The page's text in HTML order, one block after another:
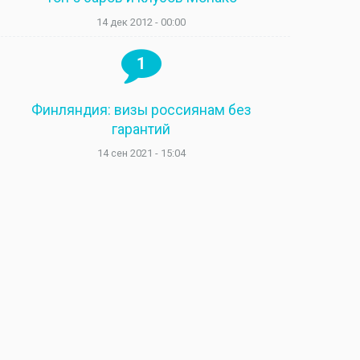
14 дек 2012 - 00:00
1
Финляндия: визы россиянам без
гарантий
14 сен 2021 - 15:04